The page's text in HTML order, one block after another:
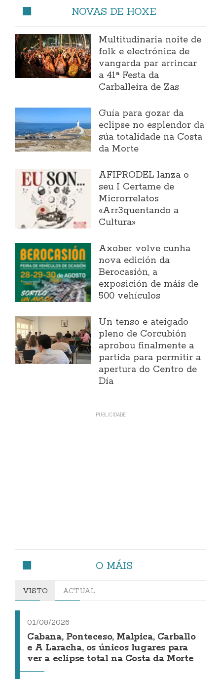
NOVAS DE HOXE
Multitudinaria noite de
folk e electrónica de
vangarda par arrincar
a 41ª Festa da
Carballeira de Zas
Guía para gozar da
eclipse no esplendor da
súa totalidade na Costa
da Morte
AFIPRODEL lanza o
seu I Certame de
Microrrelatos
«Arr3quentando a
Cultura»
Axober volve cunha
nova edición da
Berocasión, a
exposición de máis de
500 vehículos
Un tenso e ateigado
pleno de Corcubión
aprobou finalmente a
partida para permitir a
apertura do Centro de
Día
O MÁIS
VISTO ACTUAL
01/08/2026
Cabana, Ponteceso, Malpica, Carballo
e A Laracha, os únicos lugares para
ver a eclipse total na Costa da Morte